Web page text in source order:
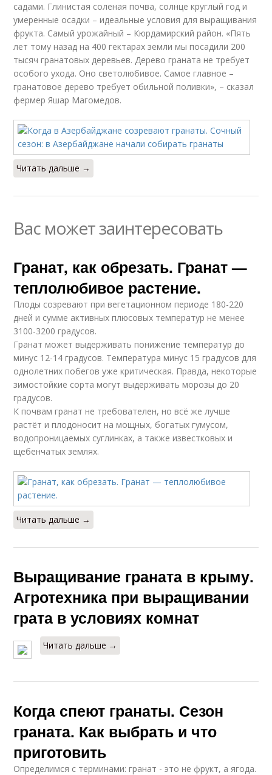
садами. Глинистая соленая почва, солнце круглый год и
умеренные осадки – идеальные условия для выращивания
фрукта. Самый урожайный – Кюрдамирский район. «Пять
лет тому назад на 400 гектарах земли мы посадили 200
тысяч гранатовых деревьев. Дерево граната не требует
особого ухода. Оно светолюбивое. Самое главное –
гранатовое дерево требует обильной поливки», – сказал
фермер Яшар Магомедов.
Читать дальше →
Вас может заинтересовать
Гранат, как обрезать. Гранат —
теплолюбивое растение.
Плоды созревают при вегетационном периоде 180-220
дней и сумме активных плюсовых температур не менее
3100-3200 градусов.
Гранат может выдерживать понижение температур до
минус 12-14 градусов. Температура минус 15 градусов для
однолетних побегов уже критическая. Правда, некоторые
зимостойкие сорта могут выдерживать морозы до 20
градусов.
К почвам гранат не требователен, но всё же лучше
растёт и плодоносит на мощных, богатых гумусом,
водопроницаемых суглинках, а также известковых и
щебенчатых землях.
Читать дальше →
Выращивание граната в крыму.
Агротехника при выращивании
грата в условиях комнат
Читать дальше →
Когда спеют гранаты. Сезон
граната. Как выбрать и что
приготовить
Определимся с терминами: гранат - это не фрукт, а ягода.